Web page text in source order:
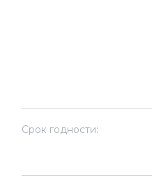
Срок годности: